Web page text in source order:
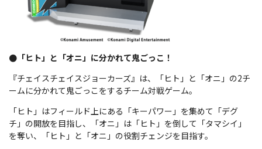
●「ヒト」と「オニ」に分かれて鬼ごっこ！
『チェイスチェイスジョーカーズ』は、「ヒト」と「オニ」の2チ
ームに分かれて鬼ごっこをするチーム対戦ゲーム。
「ヒト」はフィールド上にある「キーパワー」を集めて「デグ
チ」の開放を目指し、「オニ」は「ヒト」を倒して「タマシイ」
を奪い、「ヒト」と「オニ」の役割チェンジを目指す。